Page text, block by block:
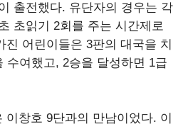
출전했다. 유단자의 경우는 각
초읽기 2회를 주는 시간제로
진 어린이들은 3판의 대국을 치
수여했고, 2승을 달성하면 1급
창호 9단과의 만남이었다. 이